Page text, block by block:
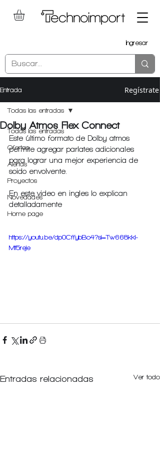
Ingresar
Entrada Regístrate
Todas las entradas
Ofertas
Alertas
Proyectos
Novedades
Home page
Todas las entradas
Dolby Atmos Flex Connect
Este último formato de Dolby atmos
permite agregar parlates adicionales
para lograr una mejor experiencia de
soido envolvente.
En este video en ingles lo explican
detalladamente
https://youtu.be/dp0CffybBo4?si=Tw668kkI-
Mt5reje
Entradas relacionadas Ver todo